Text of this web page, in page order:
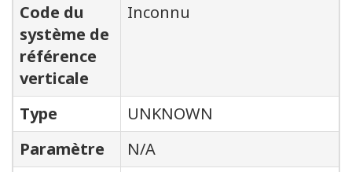
Code du
système de
référence
verticale
Inconnu
Type
UNKNOWN
Paramètre
N/A